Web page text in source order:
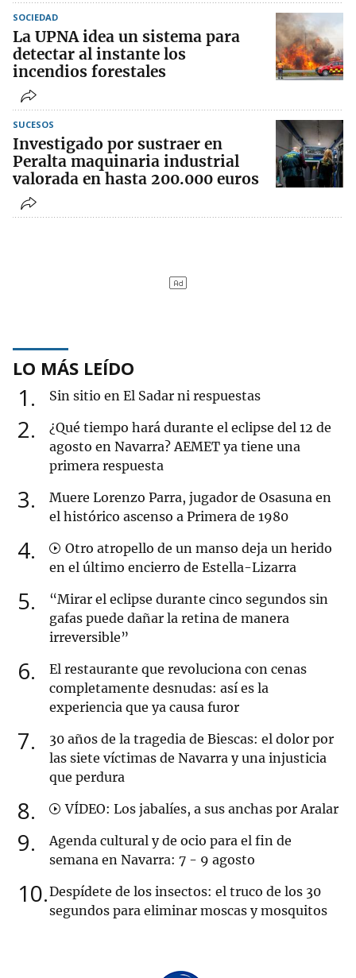
SOCIEDAD
La UPNA idea un sistema para
detectar al instante los
incendios forestales
SUCESOS
Investigado por sustraer en
Peralta maquinaria industrial
valorada en hasta 200.000 euros
LO MÁS LEÍDO
1 Sin sitio en El Sadar ni respuestas
2
¿Qué tiempo hará durante el eclipse del 12 de
agosto en Navarra? AEMET ya tiene una
primera respuesta
3
Muere Lorenzo Parra, jugador de Osasuna en
el histórico ascenso a Primera de 1980
4
Otro atropello de un manso deja un herido
en el último encierro de Estella-Lizarra
5
“Mirar el eclipse durante cinco segundos sin
gafas puede dañar la retina de manera
irreversible”
6
El restaurante que revoluciona con cenas
completamente desnudas: así es la
experiencia que ya causa furor
7
30 años de la tragedia de Biescas: el dolor por
las siete víctimas de Navarra y una injusticia
que perdura
8 VÍDEO: Los jabalíes, a sus anchas por Aralar
9
Agenda cultural y de ocio para el fin de
semana en Navarra: 7 - 9 agosto
10 Despídete de los insectos: el truco de los 30
segundos para eliminar moscas y mosquitos